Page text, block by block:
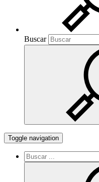
Buscar
Toggle navigation